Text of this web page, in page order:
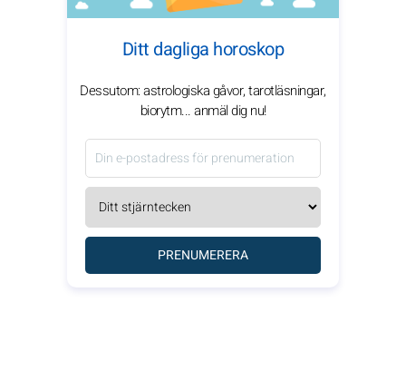
Ditt dagliga horoskop
Dessutom: astrologiska gåvor, tarotläsningar,
biorytm... anmäl dig nu!
PRENUMERERA